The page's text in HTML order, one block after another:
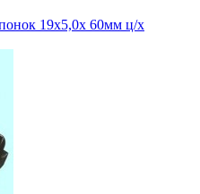
19х5,0х 60мм ц/х